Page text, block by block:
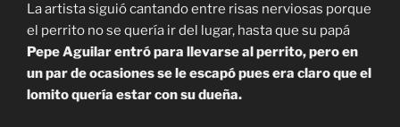
La artista siguió cantando entre risas nerviosas porque
el perrito no se quería ir del lugar, hasta que su papá
Pepe Aguilar entró para llevarse al perrito, pero en
un par de ocasiones se le escapó pues era claro que el
lomito quería estar con su dueña.